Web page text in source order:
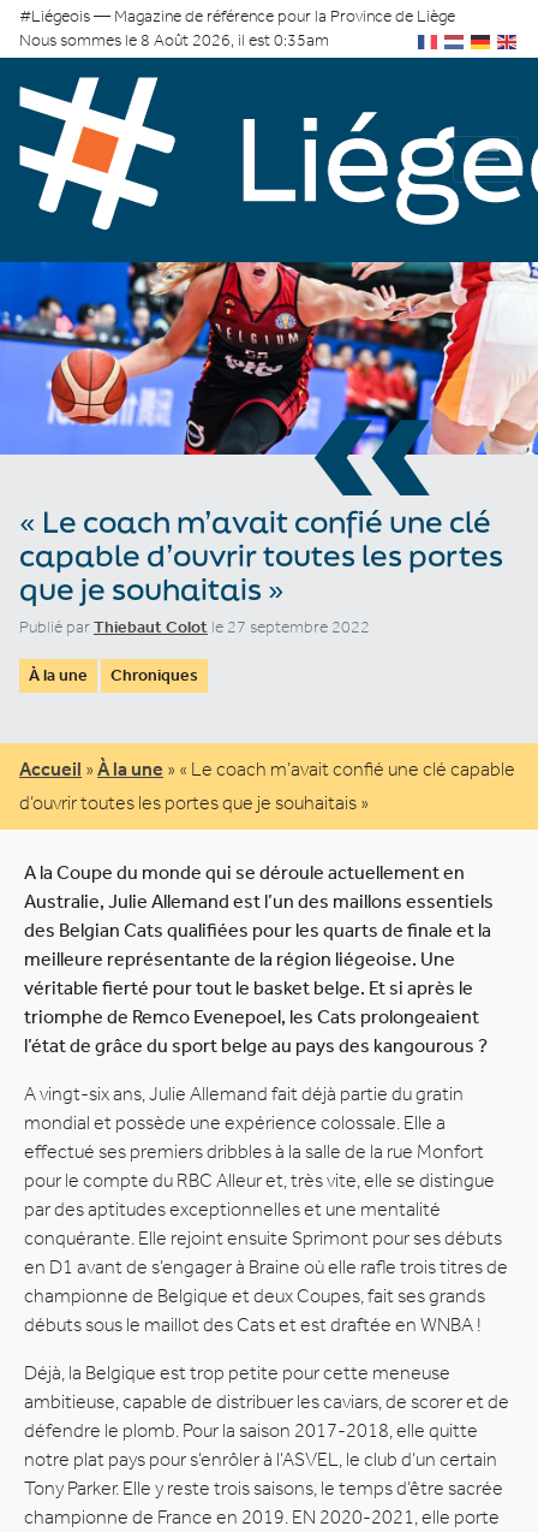
#Liégeois — Magazine de référence pour la Province de Liège
Nous sommes le 8 Août 2026, il est 0:35am
«
« Le coach m’avait confié une clé
capable d’ouvrir toutes les portes
que je souhaitais »
Publié parThiebaut Colot le 27 septembre 2022
À la une Chroniques
Accueil » À la une » « Le coach m’avait confié une clé capable
d’ouvrir toutes les portes que je souhaitais »
A la Coupe du monde qui se déroule actuellement en
Australie, Julie Allemand est l’un des maillons essentiels
des Belgian Cats qualifiées pour les quarts de finale et la
meilleure représentante de la région liégeoise. Une
véritable fierté pour tout le basket belge. Et si après le
triomphe de Remco Evenepoel, les Cats prolongeaient
l’état de grâce du sport belge au pays des kangourous ?
A vingt-six ans, Julie Allemand fait déjà partie du gratin
mondial et possède une expérience colossale. Elle a
effectué ses premiers dribbles à la salle de la rue Monfort
pour le compte du RBC Alleur et, très vite, elle se distingue
par des aptitudes exceptionnelles et une mentalité
conquérante. Elle rejoint ensuite Sprimont pour ses débuts
en D1 avant de s’engager à Braine où elle rafle trois titres de
championne de Belgique et deux Coupes, fait ses grands
débuts sous le maillot des Cats et est draftée en WNBA !
Déjà, la Belgique est trop petite pour cette meneuse
ambitieuse, capable de distribuer les caviars, de scorer et de
défendre le plomb. Pour la saison 2017-2018, elle quitte
notre plat pays pour s’enrôler à l’ASVEL, le club d’un certain
Tony Parker. Elle y reste trois saisons, le temps d’être sacrée
championne de France en 2019. EN 2020-2021, elle porte